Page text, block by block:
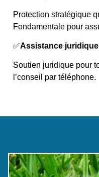
Protection stratégique
Fondamentale pour
✅Assistance juridique
Soutien juridique pour
l’conseil par téléphone.